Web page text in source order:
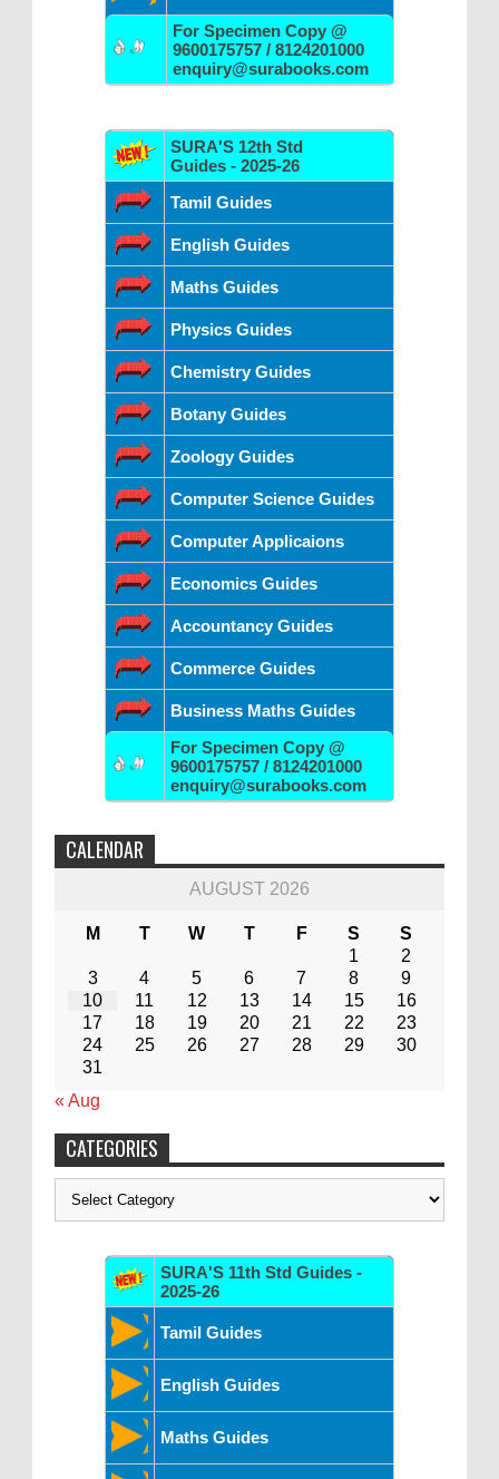
For Specimen Copy @
9600175757 / 8124201000
enquiry@surabooks.com
SURA'S 12th Std
Guides - 2025-26
Tamil Guides
English Guides
Maths Guides
Physics Guides
Chemistry Guides
Botany Guides
Zoology Guides
Computer Science Guides
Computer Applicaions
Economics Guides
Accountancy Guides
Commerce Guides
Business Maths Guides
For Specimen Copy @
9600175757 / 8124201000
enquiry@surabooks.com
CALENDAR
AUGUST 2026
M T W T F S
S
1
2
3
4 5 6 7 8
9
10
11 12 13 14 15
16
17
18 19 20 21 22
23
24
25 26 27 28 29
30
31
« Aug
CATEGORIES
Categories
SURA'S 11th Std Guides -
2025-26
Tamil Guides
English Guides
Maths Guides